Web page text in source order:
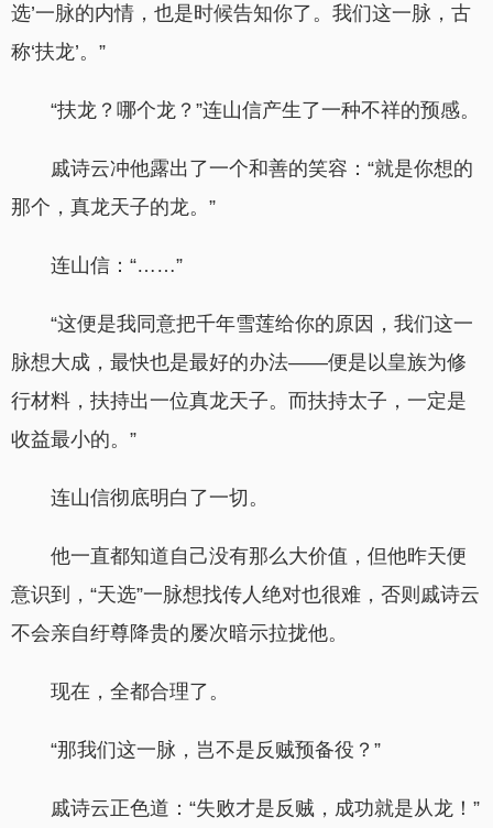
选’一脉的内情，也是时候告知你了。我们这一脉，古
称‘扶龙’。”
“扶龙？哪个龙？”连山信产生了一种不祥的预感。
戚诗云冲他露出了一个和善的笑容：“就是你想的
那个，真龙天子的龙。”
连山信：“……”
“这便是我同意把千年雪莲给你的原因，我们这一
脉想大成，最快也是最好的办法——便是以皇族为修
行材料，扶持出一位真龙天子。而扶持太子，一定是
收益最小的。”
连山信彻底明白了一切。
他一直都知道自己没有那么大价值，但他昨天便
意识到，“天选”一脉想找传人绝对也很难，否则戚诗云
不会亲自纡尊降贵的屡次暗示拉拢他。
现在，全都合理了。
“那我们这一脉，岂不是反贼预备役？”
戚诗云正色道：“失败才是反贼，成功就是从龙！”